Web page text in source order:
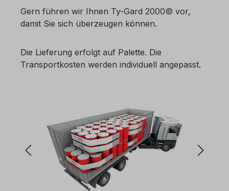
Gern führen wir Ihnen Ty-Gard 2000© vor,
damit Sie sich überzeugen können.
Die Lieferung erfolgt auf Palette. Die
Transportkosten werden individuell angepasst.
Bildergalerie überspringen